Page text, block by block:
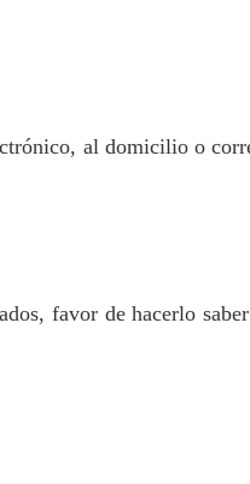
al domicilio o
favor de hacerlo